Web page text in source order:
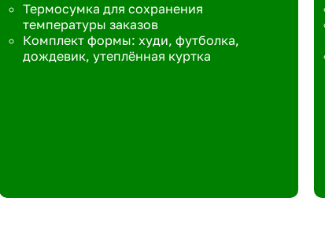
Термосумка для сохранения
температуры заказов
Комплект формы: худи, футболка,
дождевик, утеплённая куртка